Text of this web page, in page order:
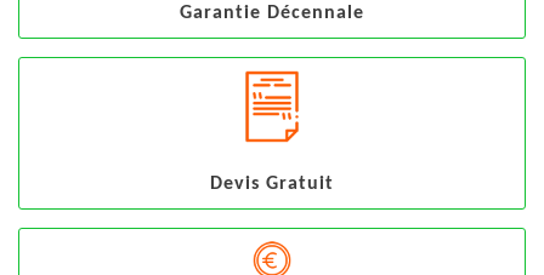
Garantie Décennale
Devis Gratuit